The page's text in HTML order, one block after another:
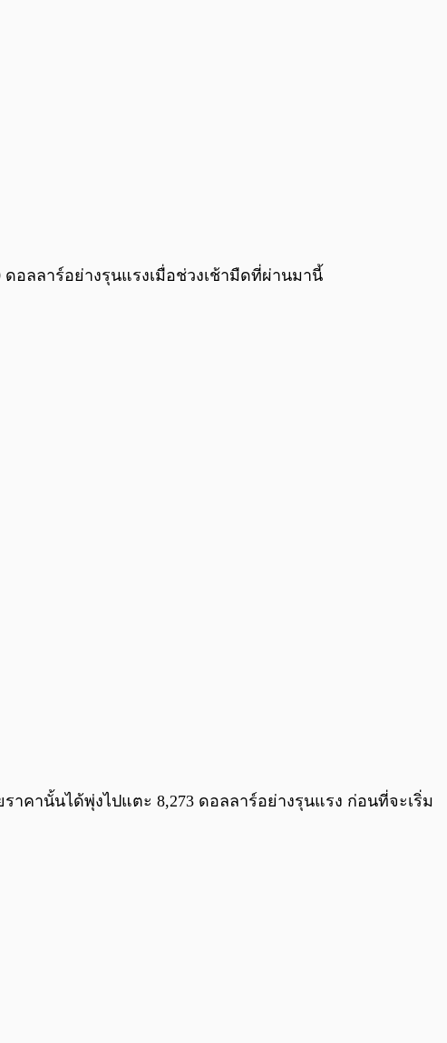
0:00
อลลาร์อย่างรุนแรงเมื่อช่วงเช้ามืดที่ผ่านมานี้
าคานั้นได้พุ่งไปแตะ 8,273 ดอลลาร์อย่างรุนแรง ก่อนที่จะเริ่ม